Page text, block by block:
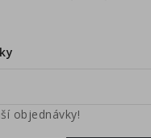
objednávky!